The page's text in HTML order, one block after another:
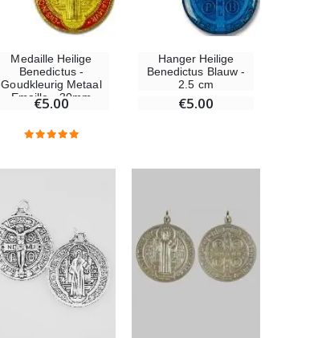
Medaille Heilige
Benedictus -
Goudkleurig Metaal
Emaille - 30mm
€5.00
Hanger Heilige
Benedictus Blauw -
2.5 cm
€5.00